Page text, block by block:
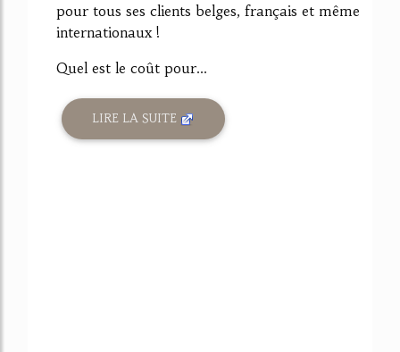
pour tous ses clients belges, français et même
internationaux !
Quel est le coût pour...
LIRE LA SUITE